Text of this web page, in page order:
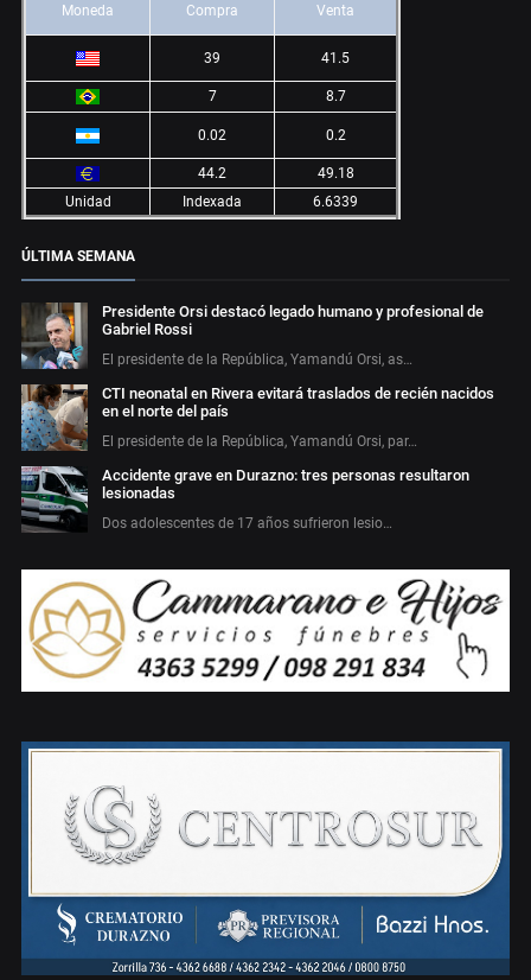
Moneda Compra Venta
39 41.5
7 8.7
0.02 0.2
44.2
49.18
Unidad
Indexada 6.6339
ÚLTIMA SEMANA
Presidente Orsi destacó legado humano y profesional de
Gabriel Rossi
El presidente de la República, Yamandú Orsi, as…
CTI neonatal en Rivera evitará traslados de recién nacidos
en el norte del país
El presidente de la República, Yamandú Orsi, par…
Accidente grave en Durazno: tres personas resultaron
lesionadas
Dos adolescentes de 17 años sufrieron lesio…